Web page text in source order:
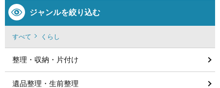
ジャンルを絞り込む
すべて くらし
整理・収納・片付け
遺品整理・生前整理